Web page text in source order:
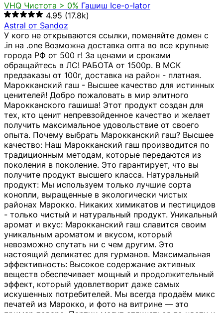
VHQ Чистота > 0% Гашиш Ice-o-lator
4.95 (17.8k)
Astral от Sandoz
У кого не открываются ссылки, поменяйте домен с
.in на .one Возможна доставка опта во все крупные
города РФ от 500 г! За ценами и сроками
обращайтесь в ЛС! РАБОТА от 1500р. В МСК
предзаказы от 100г, доставка на район - платная.
Марокканский гаш - Высшее качество для истинных
ценителей! Добро пожаловать в мир элитного
Марокканского гашиша! Этот продукт создан для
тех, кто ценит непревзойденное качество и желает
получить максимальное удовольствие от своего
опыта. Почему выбрать Марокканский гаш? Высшее
качество: Наш Марокканский гаш производится по
традиционным методам, которые передаются из
поколения в поколение. Это гарантирует, что вы
получите продукт высшего класса. Натуральный
продукт: Мы используем только лучшие сорта
конопли, выращенные в экологически чистых
районах Марокко. Никаких химикатов и пестицидов
- только чистый и натуральный продукт. Уникальный
аромат и вкус: Марокканский гаш славится своим
уникальным ароматом и вкусом, который
невозможно спутать ни с чем другим. Это
настоящий деликатес для гурманов. Максимальная
эффективность: Высокое содержание активных
веществ обеспечивает мощный и продолжительный
эффект, который удовлетворит даже самых
искушенных потребителей. Мы всегда продаём микс
печатей из Марокко, и фото на витрине — это